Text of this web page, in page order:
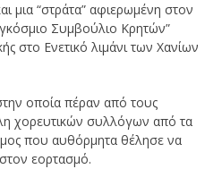
μια “στράτα” αφιερωμένη στον
Συμβούλιο Κρητών”
στο Ενετικό λιμάνι των Χανίων
οποία πέραν από τους
χορευτικών συλλόγων από τα
που αυθόρμητα θέλησε να
εορτασμό.